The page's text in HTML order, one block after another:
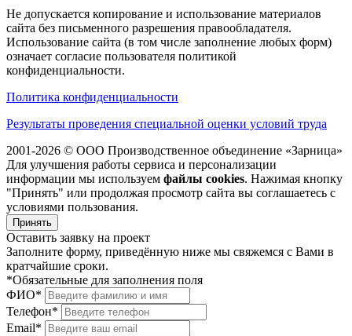
Не допускается копирование и использование материалов
сайта без письменного разрешения правообладателя.
Использование сайта (в том числе заполнение любых форм)
означает согласие пользователя политикой
конфиденциальности.
Политика конфиденциальности
Результаты проведения специальной оценки условий труда
2001-2026 © ООО Производственное объединение «Зарница»
Для улучшения работы сервиса и персонализации
информации мы используем файлы cookies. Нажимая кнопку
"Принять" или продолжая просмотр сайта вы соглашаетесь с
условиями пользования.
Принять
Оставить заявку на проект
Заполните форму, приведённую ниже мы свяжемся с Вами в
кратчайшие сроки.
*Обязательные для заполнения поля
ФИО*
Телефон*
Email*